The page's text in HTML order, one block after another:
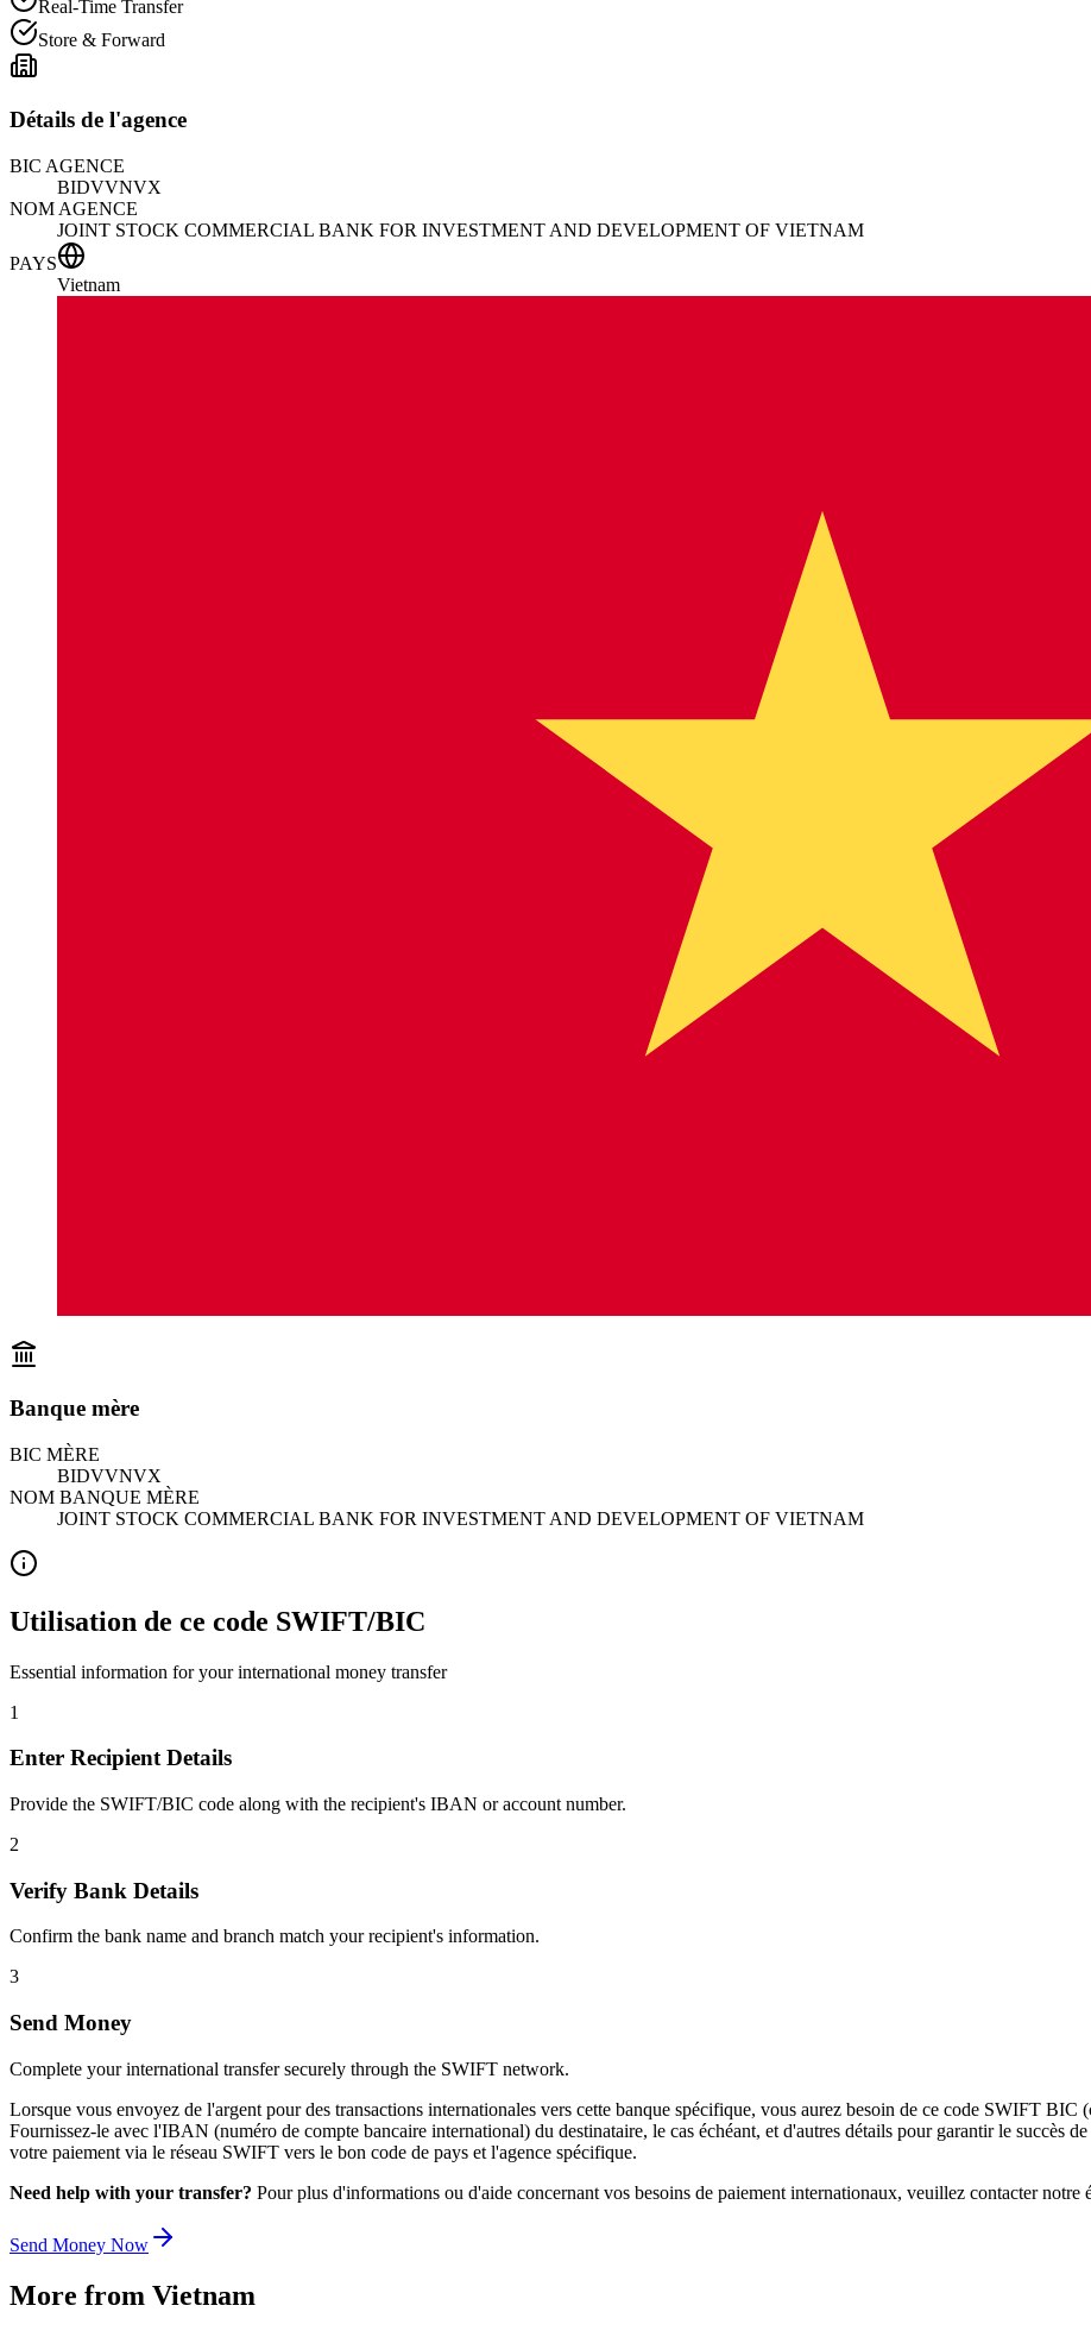
Real-Time Transfer
Store & Forward
Détails de l'agence
BIC AGENCE
BIDVVNVX
NOM AGENCE
JOINT STOCK COMMERCIAL BANK FOR INVESTMENT AND DEVELOPMENT OF VIETNAM
PAYS
Vietnam
Banque mère
BIC MÈRE
BIDVVNVX
NOM BANQUE MÈRE
JOINT STOCK COMMERCIAL BANK FOR INVESTMENT AND DEVELOPMENT OF VIETNAM
Utilisation de ce code SWIFT/BIC
Essential information for your international money transfer
1
Enter Recipient Details
Provide the SWIFT/BIC code along with the recipient's IBAN or account number.
2
Verify Bank Details
Confirm the bank name and branch match your recipient's information.
3
Send Money
Complete your international transfer securely through the SWIFT network.
Lorsque vous envoyez de l'argent pour des transactions internationales vers cette banque spécifique, vous aurez besoin de ce code SWIFT
Fournissez-le avec l'IBAN (numéro de compte bancaire international) du destinataire, le cas échéant, et d'autres détails pour garantir le succès
votre paiement via le réseau SWIFT vers le bon code de pays et l'agence spécifique.
Need help with your transfer? Pour plus d'informations ou d'aide concernant vos besoins de paiement internationaux, veuillez contacter notre
Send Money Now
More from Vietnam